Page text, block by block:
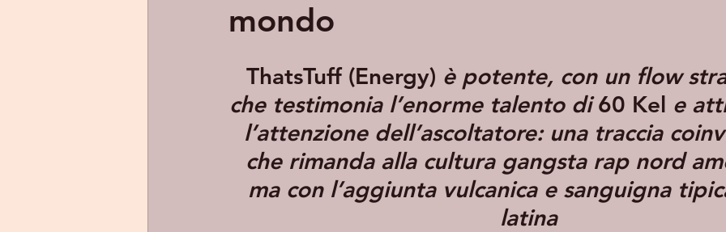
mondo
ThatsTuff (Energy) è potente, con un flow
che testimonia l’enorme talento di 60 Kel e
l’attenzione dell’ascoltatore: una traccia
che rimanda alla cultura gangsta rap nord
ma con l’aggiunta vulcanica e sanguigna
latina